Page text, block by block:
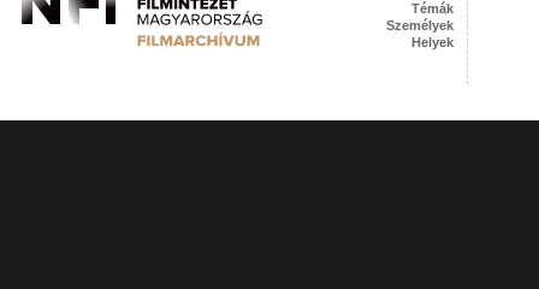
Témák
Személyek
Helyek